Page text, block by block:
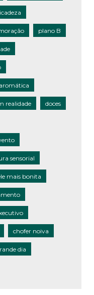
plano B
realidade doces
sensorial
mais bonita
chofer noiva
dia